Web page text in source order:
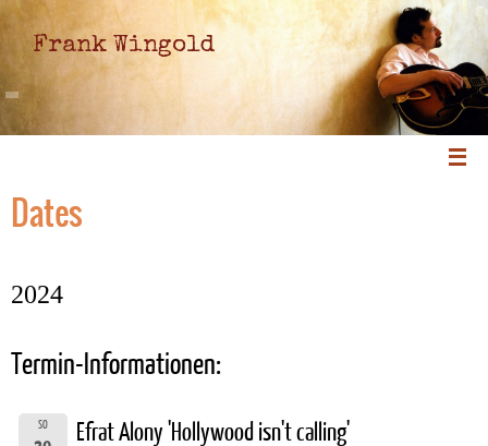
Frank Wingold
Dates
2024
Termin-Informationen:
SO Efrat Alony 'Hollywood isn't calling'